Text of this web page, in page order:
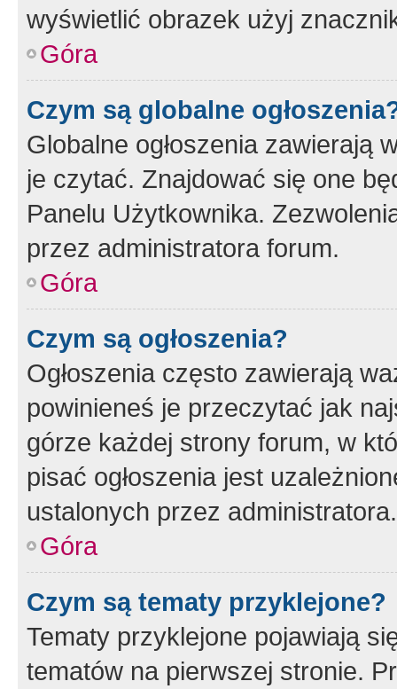
wyświetlić obrazek użyj
Góra
Czym są globalne
Globalne ogłoszenia zawierają
je czytać. Znajdować się one
Panelu Użytkownika.
przez administratora forum.
Góra
Czym są ogłoszenia?
Ogłoszenia często zawierają
powinieneś je przeczytać jak
górze każdej strony forum, w
pisać ogłoszenia jest
ustalonych przez administratora.
Góra
Czym są tematy przyklejone?
Tematy przyklejone pojawiają
tematów na pierwszej stronie.